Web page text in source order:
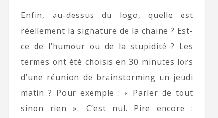
Enfin, au-dessus du logo, quelle est
réellement la signature de la chaine ? Est-
ce de l’humour ou de la stupidité ? Les
termes ont été choisis en 30 minutes lors
d’une réunion de brainstorming un jeudi
matin ? Pour exemple : « Parler de tout
sinon rien ». C’est nul. Pire encore :